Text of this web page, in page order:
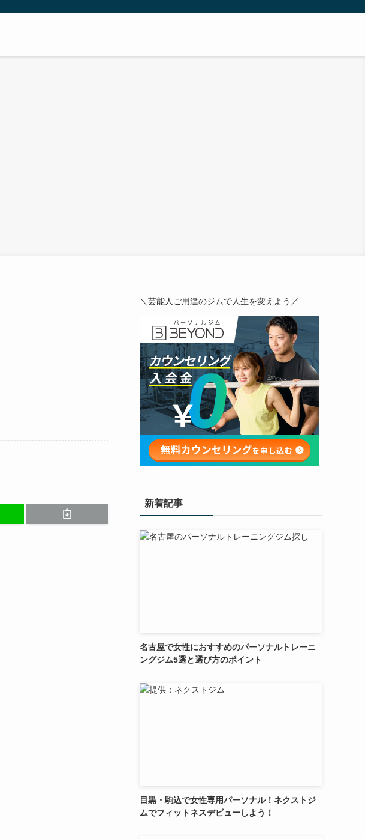
＼芸能人ご用達のジムで人生を変えよう／
新着記事
名古屋で女性におすすめのパーソナルトレーニ
ングジム5選と選び方のポイント
目黒・駒込で女性専用パーソナル！ネクストジ
ムでフィットネスデビューしよう！